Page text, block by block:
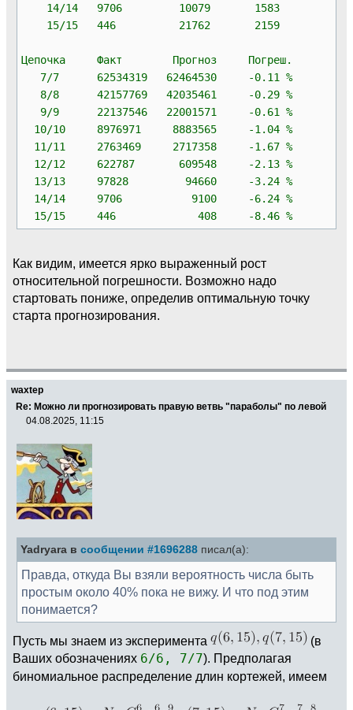
14/14 9706 10079 1583
15/15 446 21762 2159
Цепочка Факт Прогноз Погреш.
7/7 62534319 62464530 -0.11 %
8/8 42157769 42035461 -0.29 %
9/9 22137546 22001571 -0.61 %
10/10 8976971 8883565 -1.04 %
11/11 2763469 2717358 -1.67 %
12/12 622787 609548 -2.13 %
13/13 97828 94660 -3.24 %
14/14 9706 9100 -6.24 %
15/15 446 408 -8.46 %
Как видим, имеется ярко выраженный рост
относительной погрешности. Возможно надо
стартовать пониже, определив оптимальную точку
старта прогнозирования.
waxtep
Re: Можно ли прогнозировать правую ветвь "параболы" по левой
04.08.2025, 11:15
Yadryara в сообщении #1696288 писал(а):
Правда, откуда Вы взяли вероятность числа быть
простым около 40% пока не вижу. И что под этим
понимается?
Пусть мы знаем из эксперимента
(в
Ваших обозначениях 6/6, 7/7). Предполагая
биномиальное распределение длин кортежей, имеем